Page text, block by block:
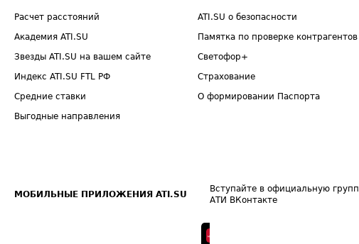
Расчет расстояний
Академия ATI.SU
Звезды ATI.SU на вашем сайте
Индекс ATI.SU FTL РФ
Средние ставки
Выгодные направления
ATI.SU о безопасности
Памятка по проверке контрагентов
Светофор+
Страхование
О формировании Паспорта
МОБИЛЬНЫЕ ПРИЛОЖЕНИЯ ATI.SU
Вступайте в официальную
АТИ ВКонтакте